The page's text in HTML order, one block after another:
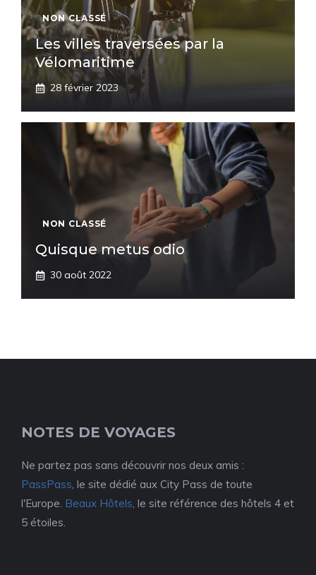
NON CLASSÉ
Les villes traversées par la
Vélomaritime
28 février 2023
NON CLASSÉ
Quisque metus odio
30 août 2022
NOTES DE VOYAGES
Ne partez pas sans découvrir nos deux amis :
PassPass, le site dédié aux City Pass de toute
l'Europe. Beaux Hôtels, le site référence des hôtels 4 et
5 étoiles.